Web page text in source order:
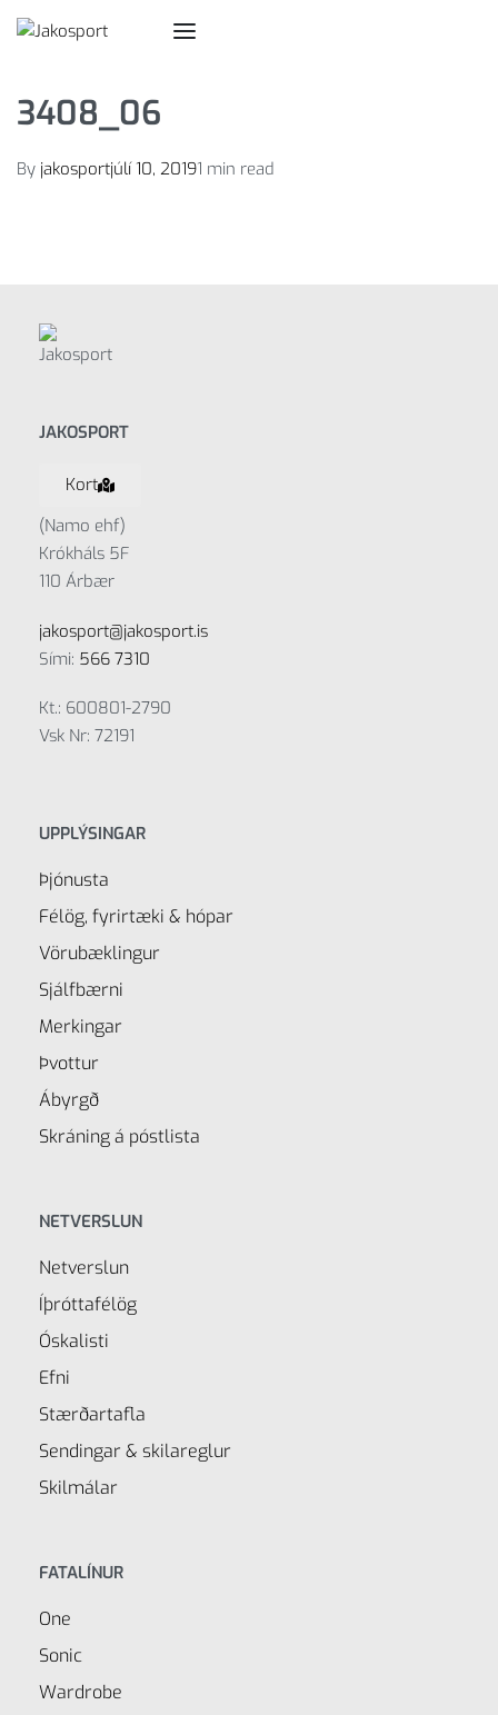
3408_06
By jakosportjúlí 10, 20191 min read
JAKOSPORT
Kort
(Namo ehf)
Krókháls 5F
110 Árbær
jakosport@jakosport.is
Sími: 566 7310
Kt.: 600801-2790
Vsk Nr: 72191
UPPLÝSINGAR
Þjónusta
Félög, fyrirtæki & hópar
Vörubæklingur
Sjálfbærni
Merkingar
Þvottur
Ábyrgð
Skráning á póstlista
NETVERSLUN
Netverslun
Íþróttafélög
Óskalisti
Efni
Stærðartafla
Sendingar & skilareglur
Skilmálar
FATALÍNUR
One
Sonic
Wardrobe